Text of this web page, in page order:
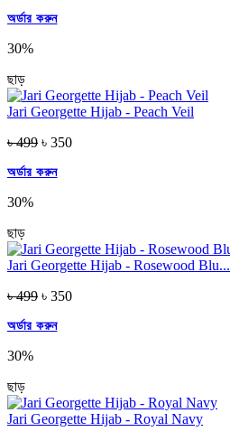
অর্ডার করুন
30%
ছাড়
Jari Georgette Hijab - Peach Veil
৳ 499 ৳ 350
অর্ডার করুন
30%
ছাড়
Jari Georgette Hijab - Rosewood Blu...
৳ 499 ৳ 350
অর্ডার করুন
30%
ছাড়
Jari Georgette Hijab - Royal Navy